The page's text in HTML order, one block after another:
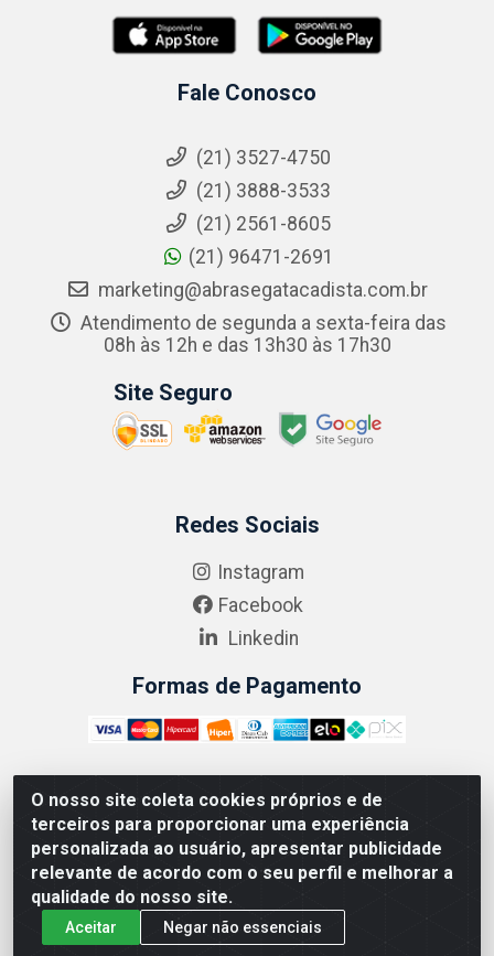
O nosso site coleta cookies próprios e de
terceiros para proporcionar uma experiência
personalizada ao usuário, apresentar publicidade
relevante de acordo com o seu perfil e melhorar a
qualidade do nosso site.
Aceitar
Negar não essenciais
Fale Conosco
(21) 3527-4750
(21) 3888-3533
(21) 2561-8605
(21) 96471-2691
marketing@abrasegatacadista.com.br
Atendimento de segunda a sexta-feira das
08h às 12h e das 13h30 às 17h30
Site Seguro
Redes Sociais
Instagram
Facebook
Linkedin
Formas de Pagamento
ABRASEG COMÉRCIO ATACADISTA LTDA - CNPJ:
10.894.768/0001-00 - Avenida Lobo Júnior, 1045 -
Penha Circular - Rio de Janeiro - RJ - CEP 21020-124